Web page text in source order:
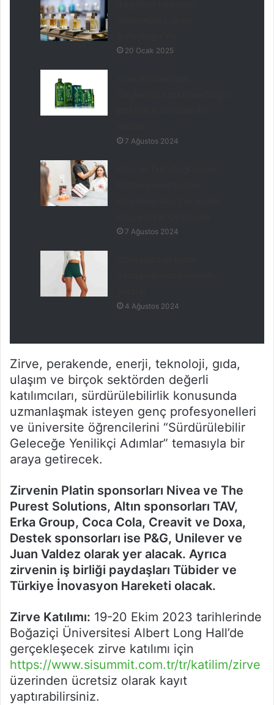
20 Ocak 2025
7 Ağustos 2024
7 Ağustos 2024
4 Ağustos 2024
Zirve, perakende, enerji, teknoloji, gıda,
ulaşım ve birçok sektörden değerli
katılımcıları, sürdürülebilirlik konusunda
uzmanlaşmak isteyen genç profesyonelleri
ve üniversite öğrencilerini “Sürdürülebilir
Geleceğe Yenilikçi Adımlar” temasıyla bir
araya getirecek.
Zirvenin Platin sponsorları Nivea ve The
Purest Solutions, Altın sponsorları TAV,
Erka Group, Coca Cola, Creavit ve Doxa,
Destek sponsorları ise P&G, Unilever ve
Juan Valdez olarak yer alacak. Ayrıca
zirvenin iş birliği paydaşları Tübider ve
Türkiye İnovasyon Hareketi olacak.
Zirve Katılımı: 19-20 Ekim 2023 tarihlerinde
Boğaziçi Üniversitesi Albert Long Hall’de
gerçekleşecek zirve katılımı için
https://www.sisummit.com.tr/tr/katilim/zirve
üzerinden ücretsiz olarak kayıt
yaptırabilirsiniz.